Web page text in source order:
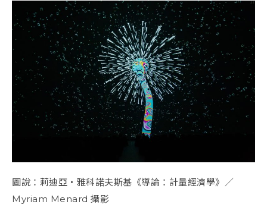
圖說：莉迪亞・雅科諾夫斯基《導論：計量經濟學》／
Myriam Menard 攝影